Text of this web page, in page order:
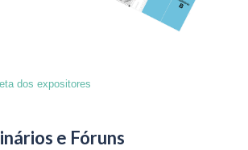
dos expositores
e Fóruns